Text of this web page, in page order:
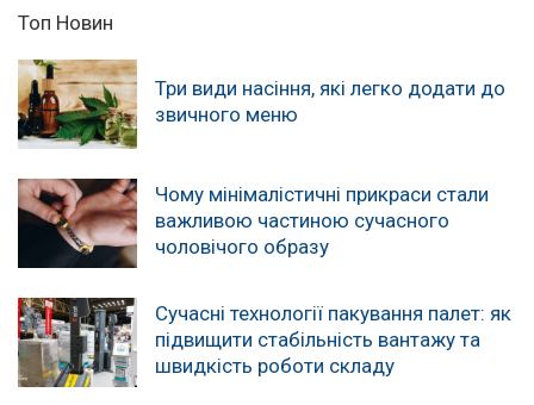
Топ Новин
Три види насіння, які легко додати до
звичного меню
Чому мінімалістичні прикраси стали
важливою частиною сучасного
чоловічого образу
Сучасні технології пакування палет: як
підвищити стабільність вантажу та
швидкість роботи складу